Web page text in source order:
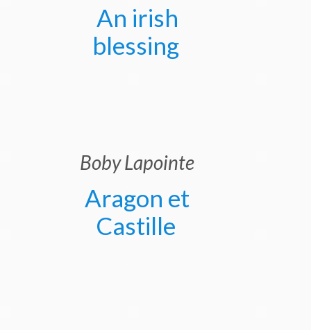
An irish
blessing
Boby Lapointe
Aragon et
Castille